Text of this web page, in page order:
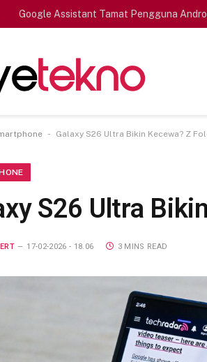
Google Assistant Tamat Pengguna
- Galaxy S26 Ultra Bikin Kecewa? Z
S26 Ultra
17-02-2026 - 18.06 3 MINS READ